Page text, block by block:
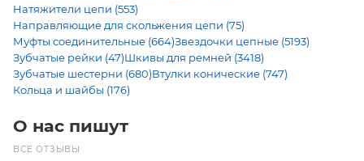
Натяжители цепи (553)
Направляющие для скольжения цепи (75)
Муфты соединительные (664)Звездочки цепные (5193)
Зубчатые рейки (47)Шкивы для ремней (3418)
Зубчатые шестерни (680)Втулки конические (747)
Кольца и шайбы (176)
О нас пишут
ВСЕ ОТЗЫВЫ